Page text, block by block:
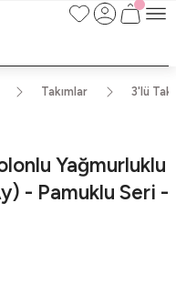
!. Toptan Fiyatları Görebilmek
!. Toptan Fiyatları Görebilmek
!.
!.
Takımlar 3'lü
Yağmurluklu
- Pamuklu Seri -